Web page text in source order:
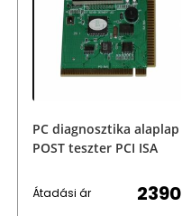
PC diagnosztika alaplap
POST teszter PCI ISA
Átadási ár 2390